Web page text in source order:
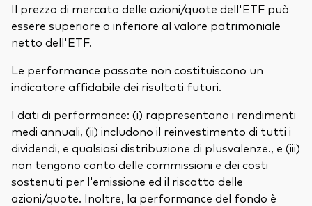
Il prezzo di mercato delle azioni/quote dell'ETF può
essere superiore o inferiore al valore patrimoniale
netto dell'ETF.
Le performance passate non costituiscono un
indicatore affidabile dei risultati futuri.
I dati di performance: (i) rappresentano i rendimenti
medi annuali, (ii) includono il reinvestimento di tutti i
dividendi, e qualsiasi distribuzione di plusvalenze., e (iii)
non tengono conto delle commissioni e dei costi
sostenuti per l'emissione ed il riscatto delle
azioni/quote. Inoltre, la performance del fondo è